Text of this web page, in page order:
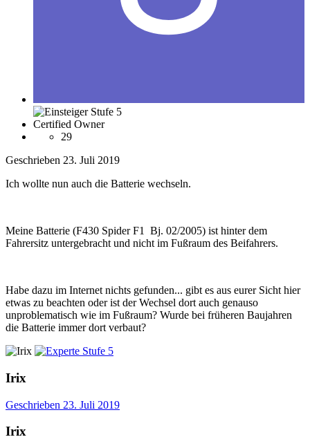
Certified Owner
29
Geschrieben 23. Juli 2019
Ich wollte nun auch die Batterie wechseln.
Meine Batterie (F430 Spider F1 Bj. 02/2005) ist hinter dem
Fahrersitz untergebracht und nicht im Fußraum des Beifahrers.
Habe dazu im Internet nichts gefunden... gibt es aus eurer Sicht hier
etwas zu beachten oder ist der Wechsel dort auch genauso
unproblematisch wie im Fußraum? Wurde bei früheren Baujahren
die Batterie immer dort verbaut?
Irix
Geschrieben 23. Juli 2019
Irix